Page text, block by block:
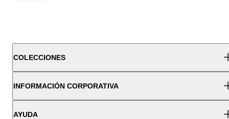
COLECCIONES
INFORMACIÓN CORPORATIVA
AYUDA